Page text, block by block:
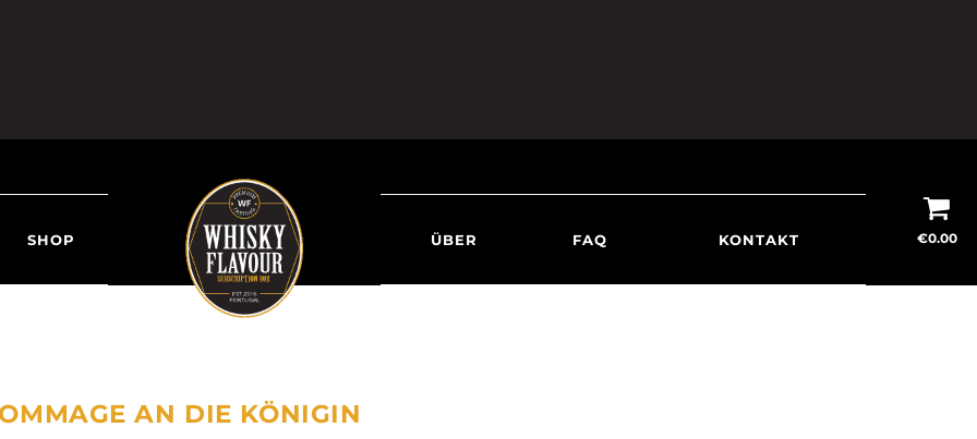
€0.00
SHOP ÜBER FAQ KONTAKT
AN DIE KÖNIGIN